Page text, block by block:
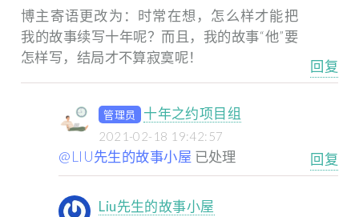
博主寄语更改为：时常在想，怎么样才能把
我的故事续写十年呢？而且，我的故事“他”要
怎样写，结局才不算寂寞呢！
回复
管理员 十年之约项目组
2021-02-18 19:42:57
@LIU先生的故事小屋 已处理 回复
Liu先生的故事小屋